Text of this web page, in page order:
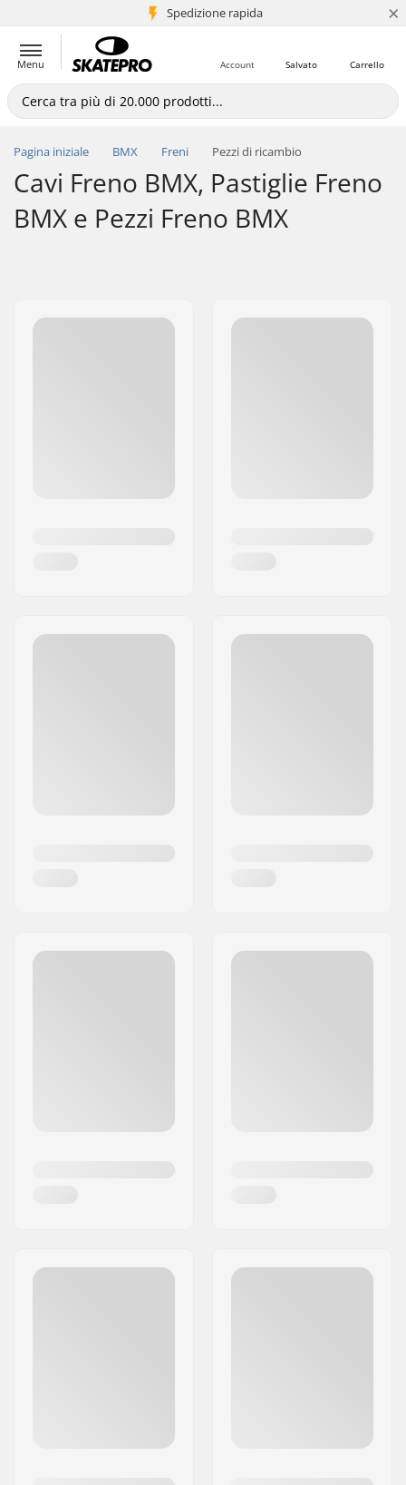
Spedizione rapida
+5 mln di clienti ×
Menu Carrello
Salvato
Account
Pagina iniziale BMX Freni Pezzi di ricambio
Cavi Freno BMX, Pastiglie Freno
BMX e Pezzi Freno BMX